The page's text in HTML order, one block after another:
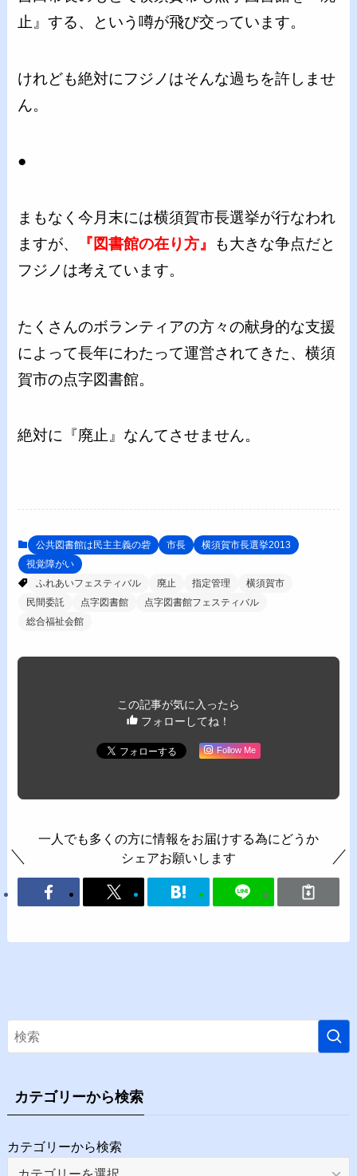
止』する、という噂が飛び交っています。
けれども絶対にフジノはそんな過ちを許しませ
ん。
●
まもなく今月末には横須賀市長選挙が行なわれ
ますが、
『図書館の在り方』
も大きな争点だと
フジノは考えています。
たくさんのボランティアの方々の献身的な支援
によって長年にわたって運営されてきた、横須
賀市の点字図書館。
絶対に『廃止』なんてさせません。
公共図書館は民主主義の砦 市長
横須賀市長選挙2013
視覚障がい
ふれあいフェスティバル
廃止 指定管理
横須賀市
民間委託
点字図書館
点字図書館フェスティバル
総合福祉会館
この記事が気に入ったら
フォローしてね！
Follow Me
一人でも多くの方に情報をお届けする為にどうか
シェアお願いします
カテゴリーから検索
カテゴリーから検索